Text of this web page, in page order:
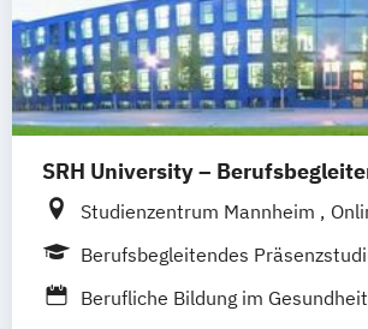
Gesundheitsberufe
SRH University –
Studienzentrum Mannheim
Studienzentrum Berlin
Studienzentrum Dresden
Berufsbegleitendes
Berufliche Bildung im